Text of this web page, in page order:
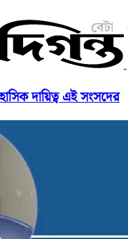
দায়িত্ব এই সংসদের